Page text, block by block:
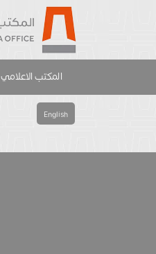
المكتب الاعلامي
English